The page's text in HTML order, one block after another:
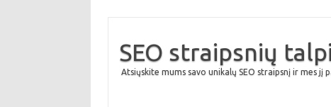
SEO straipsnių
Atsiųskite mums savo unikalų SEO straipsnį ir mes